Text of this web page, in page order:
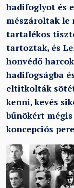
hadifoglyot és
mészároltak le
tartalékos
tartoztak, és
honvédő
hadifogságba
eltitkolták
kenni, kevés
bűnökért
koncepciós